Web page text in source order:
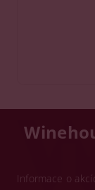
Informace o